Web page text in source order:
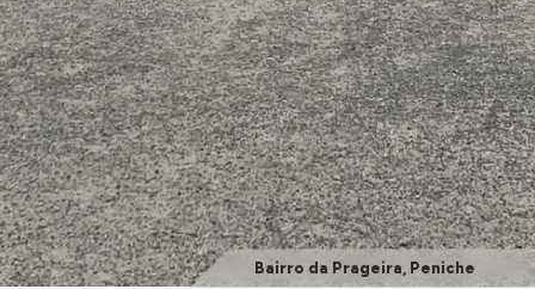
Bairro da Prageira, Peniche